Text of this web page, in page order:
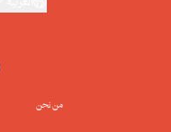
من نحن